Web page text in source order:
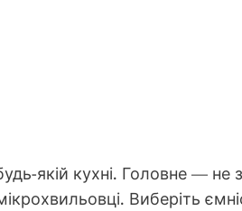
якій кухні. Головне —
Виберіть